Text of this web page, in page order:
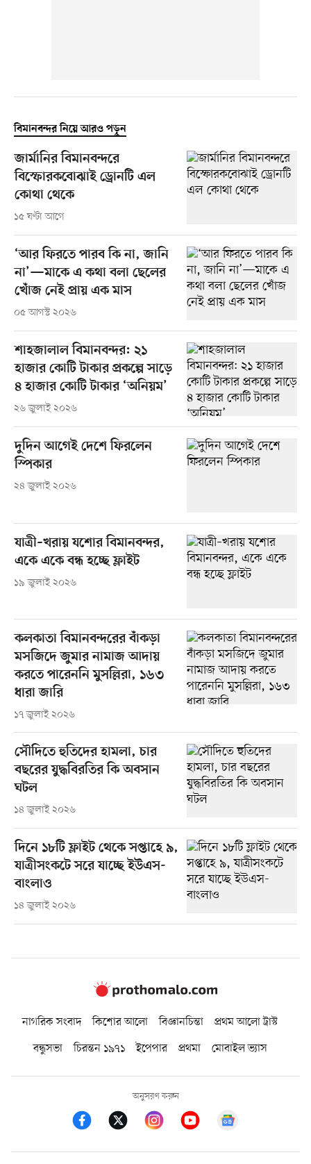
বিমানবন্দর নিয়ে আরও পড়ুন
জার্মানির বিমানবন্দরে
বিস্ফোরকবোঝাই ড্রোনটি এল
কোথা থেকে
১৫ ঘণ্টা আগে
‘আর ফিরতে পারব কি না, জানি
না’—মাকে এ কথা বলা ছেলের
খোঁজ নেই প্রায় এক মাস
০৫ আগস্ট ২০২৬
শাহজালাল বিমানবন্দর: ২১
হাজার কোটি টাকার প্রকল্পে সাড়ে
৪ হাজার কোটি টাকার ‘অনিয়ম’
২৬ জুলাই ২০২৬
দুদিন আগেই দেশে ফিরলেন
স্পিকার
২৪ জুলাই ২০২৬
যাত্রী–খরায় যশোর বিমানবন্দর,
একে একে বন্ধ হচ্ছে ফ্লাইট
১৯ জুলাই ২০২৬
কলকাতা বিমানবন্দরের বাঁকড়া
মসজিদে জুমার নামাজ আদায়
করতে পারেননি মুসল্লিরা, ১৬৩
ধারা জারি
১৭ জুলাই ২০২৬
সৌদিতে হুতিদের হামলা, চার
বছরের যুদ্ধবিরতির কি অবসান
ঘটল
১৪ জুলাই ২০২৬
দিনে ১৮টি ফ্লাইট থেকে সপ্তাহে ৯,
যাত্রীসংকটে সরে যাচ্ছে ইউএস-
বাংলাও
১৪ জুলাই ২০২৬
নাগরিক সংবাদ কিশোর আলো বিজ্ঞানচিন্তা
প্রথম আলো ট্রাস্ট
বন্ধুসভা
চিরন্তন ১৯৭১ ইপেপার প্রথমা মোবাইল ভ্যাস
অনুসরণ করুন